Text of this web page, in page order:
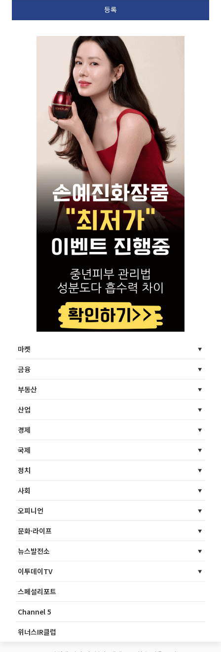
마켓
금융
부동산
산업
경제
국제
정치
사회
오피니언
문화·라이프
뉴스발전소
이투데이TV
스페셜리포트
Channel 5
위너스IR클럽